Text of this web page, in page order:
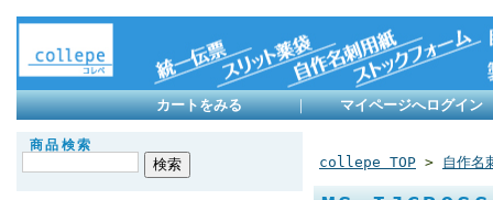
カートをみる ｜ マイページへログイン
商品検索
collepe TOP > 自作名